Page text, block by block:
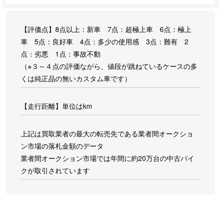
【評価点】8点以上：新車 7点：超極上車 6点：極上
車 5点：良好車 4点：多少の使用感 3点：難有 2
点：劣悪 1点：事故不動
（※３～４点の評価ながら、値段が跳ねているケースの多
くは純正品の無いカスタム車です）
【走行距離】単位はkm
上記は買取業者の最大の転売先である業者間オークショ
ン市場の落札金額のデータ
業者間オークション市場では年間に約20万台の中古バイ
クが取引されています